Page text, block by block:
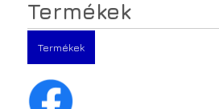
Termékek
Termékek